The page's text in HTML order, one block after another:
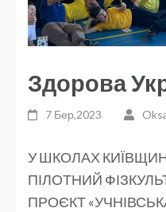
Здорова
7 Бер,2023
У ШКОЛАХ
ПІЛОТНИЙ
ПРОЄКТ